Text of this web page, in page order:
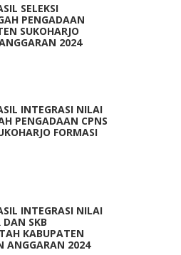
SELEKSI
PENGADAAN
SUKOHARJO
2024
INTEGRASI NILAI
PENGADAAN CPNS
FORMASI
INTEGRASI NILAI
DAN SKB
KABUPATEN
ANGGARAN 2024